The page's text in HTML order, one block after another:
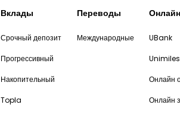
Вклады
Срочный депозит
Прогрессивный
Накопительный
Topla
Переводы
Международные UBank
Онлайн
Онлайн